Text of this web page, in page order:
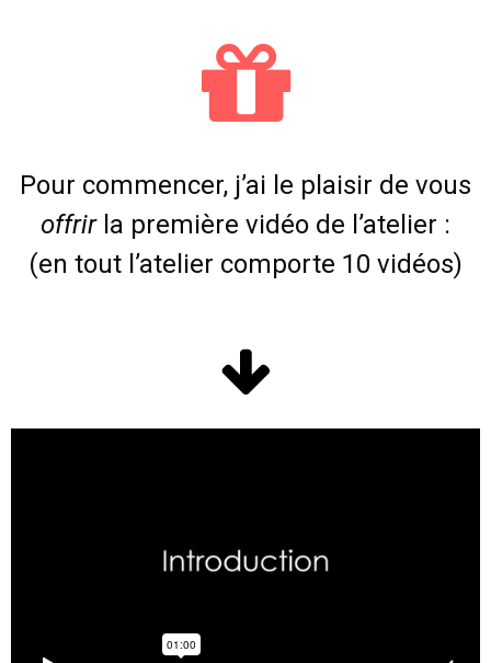
Pour commencer, j’ai le plaisir de vous
offrirla première vidéo de l’atelier :
(en tout l’atelier comporte 10 vidéos)